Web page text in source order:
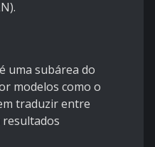
uma subárea do
modelos como o
traduzir entre